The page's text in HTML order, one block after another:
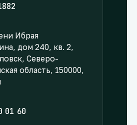
Ибрая
дом 240, кв. 2,
Северо-
область, 150000,
01 60